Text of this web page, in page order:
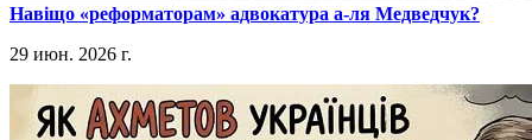
​Навіщо «реформаторам» адвокатура а-ля Медведчук?
29 июн. 2026 г.